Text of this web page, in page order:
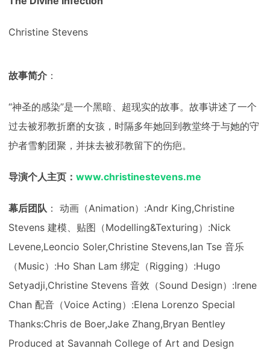
Christine Stevens
故事简介 ：
“神圣的感染”是一个黑暗、超现实的故事。故事讲述了一个
过去被邪教折磨的女孩，时隔多年她回到教堂终于与她的守
护者雪豹团聚，并抹去被邪教留下的伤疤。
导演个人主页： www.christinestevens.me
幕后团队 ： 动画（Animation）:Andr King,Christine
Stevens 建模、贴图（Modelling&Texturing）:Nick
Levene,Leoncio Soler,Christine Stevens,Ian Tse 音乐
（Music）:Ho Shan Lam 绑定（Rigging）:Hugo
Setyadji,Christine Stevens 音效（Sound Design）:Irene
Chan 配音（Voice Acting）:Elena Lorenzo Special
Thanks:Chris de Boer,Jake Zhang,Bryan Bentley
Produced at Savannah College of Art and Design